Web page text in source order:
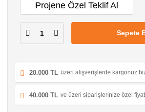
Projene Özel Teklif Al
Sepete
20.000 TL üzeri alışverişlerde kargonuz
40.000 TL ve üzeri siparişlerinize özel